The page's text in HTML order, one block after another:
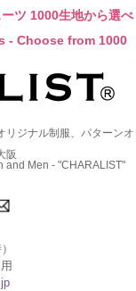
ツ 1000生地から選べ
- Choose from 1000
リジナル制服、パターンオ
阪
and Men - "CHARALIST"